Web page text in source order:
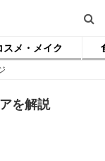
スメ・メイク
を解説